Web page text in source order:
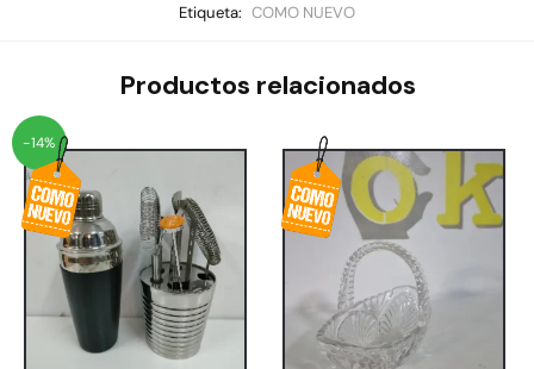
Etiqueta: COMO NUEVO
Productos relacionados
-14%